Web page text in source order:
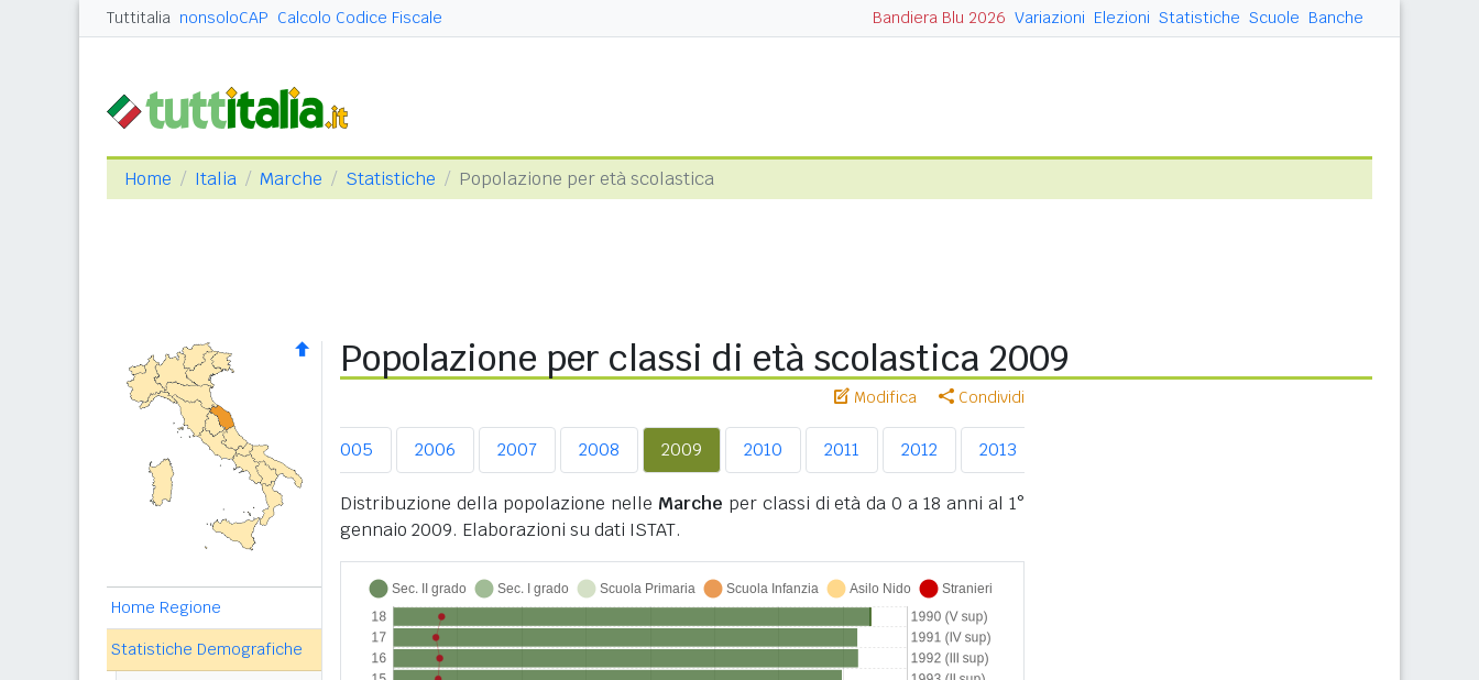
Tuttitalia nonsoloCAP Calcolo Codice Fiscale Bandiera Blu 2026 Variazioni Elezioni Statistiche Scuole Banche
Home Italia Marche Statistiche Popolazione per età scolastica
Home Regione
Statistiche Demografiche
Popolazione per classi di età scolastica 2009
Modifica Condividi
2003 2004 2005 2006 2007 2008 2009 2010 2011 2012 2013
Distribuzione della popolazione nelle Marche per classi di età da 0 a 18 anni al 1°
gennaio 2009. Elaborazioni su dati ISTAT.